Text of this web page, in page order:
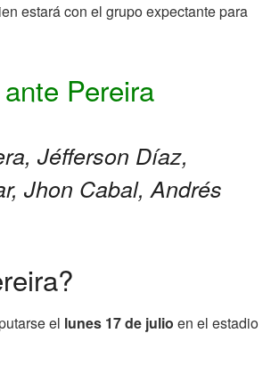
estará con el grupo expectante para
Pereira
Jéfferson Díaz,
Jhon Cabal, Andrés
el lunes 17 de julio en el estadio